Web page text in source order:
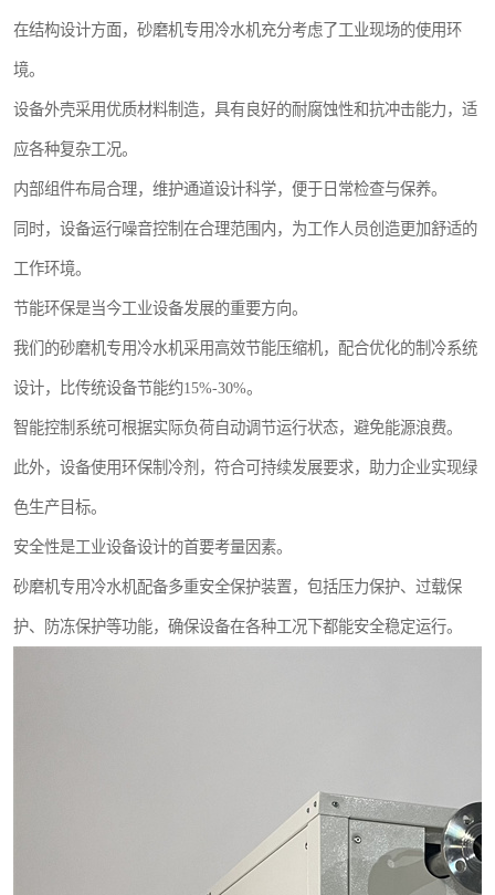
在结构设计方面，砂磨机专用冷水机充分考虑了工业现场的使用环
境。
设备外壳采用优质材料制造，具有良好的耐腐蚀性和抗冲击能力，适
应各种复杂工况。
内部组件布局合理，维护通道设计科学，便于日常检查与保养。
同时，设备运行噪音控制在合理范围内，为工作人员创造更加舒适的
工作环境。
节能环保是当今工业设备发展的重要方向。
我们的砂磨机专用冷水机采用高效节能压缩机，配合优化的制冷系统
设计，比传统设备节能约15%-30%。
智能控制系统可根据实际负荷自动调节运行状态，避免能源浪费。
此外，设备使用环保制冷剂，符合可持续发展要求，助力企业实现绿
色生产目标。
安全性是工业设备设计的首要考量因素。
砂磨机专用冷水机配备多重安全保护装置，包括压力保护、过载保
护、防冻保护等功能，确保设备在各种工况下都能安全稳定运行。